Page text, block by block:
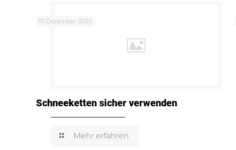
17. Dezember 2025
Schneeketten sicher verwenden
Mehr erfahren